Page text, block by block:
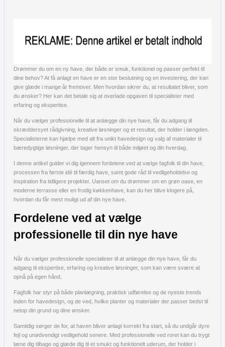
Drømmer du om en ny have, der både er smuk, funktionel og passer perfekt til
dine behov? At få anlagt en have er en stor beslutning og en investering, der kan
give glæde i mange år fremover. Men hvordan sikrer du, at resultatet bliver, som
du ønsker? Her kan det betale sig at overlade opgaven til specialister med
erfaring og ekspertise.
Når du vælger professionelle til at anlægge din nye have, får du adgang til
skræddersyet rådgivning, kreative løsninger og et resultat, der holder i længden.
Specialisterne kan hjælpe med alt fra unikt havedesign og valg af materialer til
bæredygtige løsninger, der tager hensyn til både miljøet og din hverdag.
I denne artikel guider vi dig igennem fordelene ved at vælge fagfolk til din have,
processen fra første idé til færdig have, samt gode råd til vedligeholdelse og
inspiration fra tidligere projekter. Uanset om du drømmer om en grøn oase, en
moderne terrasse eller en frodig køkkenhave, kan du her blive klogere på,
hvordan du får mest muligt ud af din nye have.
Fordelene ved at vælge
professionelle til din nye have
Når du vælger professionelle specialister til at anlægge din nye have, får du
adgang til ekspertise, erfaring og kreative løsninger, som kan være svære at
opnå på egen hånd.
Fagfolk har styr på både planlægning, praktisk udførelse og de nyeste trends
inden for havedesign, og de ved, hvilke planter og materialer der passer bedst til
netop din grund og dine ønsker.
Samtidig sørger de for, at haven bliver anlagt korrekt fra start, så du undgår dyre
fejl og unødvendigt vedligehold senere. Med professionelle ved roret kan du trygt
læne dig tilbage og glæde dig til et smukt og funktionelt uderum, der holder i